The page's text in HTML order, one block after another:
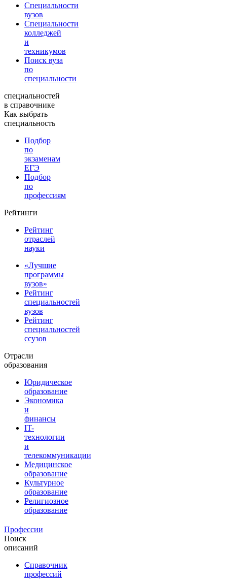
Специальности
вузов
Специальности
колледжей
и
техникумов
Поиск вуза
по
специальности
специальностей
в справочнике
Как выбрать
специальность
Подбор
по
экзаменам
ЕГЭ
Подбор
по
профессиям
Рейтинги
Рейтинг
отраслей
науки
«Лучшие
программы
вузов»
Рейтинг
специальностей
вузов
Рейтинг
специальностей
ссузов
Отрасли
образования
Юридическое
образование
Экономика
и
финансы
IT-
технологии
и
телекоммуникации
Медицинское
образование
Культурное
образование
Религиозное
образование
Профессии
Поиск
описаний
Справочник
профессий